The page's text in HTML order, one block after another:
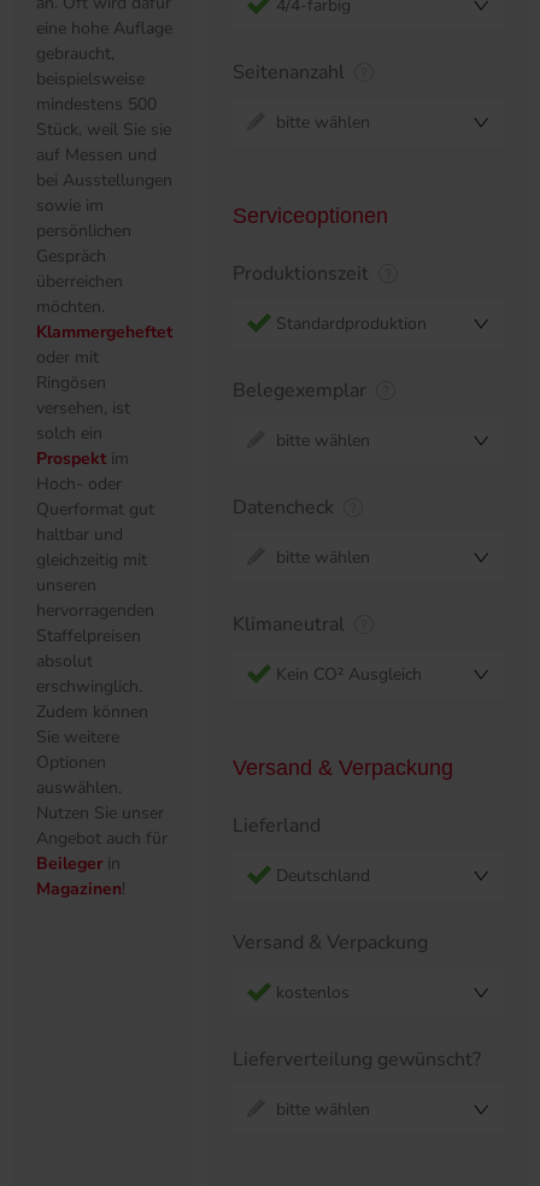
eine hohe Auflage
gebraucht,
beispielsweise
mindestens 500
Stück, weil Sie sie
auf Messen und
bei Ausstellungen
sowie im
persönlichen
Gespräch
überreichen
möchten.
Klammergeheftet
oder mit
Ringösen
versehen, ist
solch ein
Prospekt im
Hoch- oder
Querformat gut
haltbar und
gleichzeitig mit
unseren
hervorragenden
Staffelpreisen
absolut
erschwinglich.
Zudem können
Sie weitere
Optionen
auswählen.
Nutzen Sie unser
Angebot auch für
Beileger in
Magazinen!
4/4-farbig
Seitenanzahl
bitte wählen
Serviceoptionen
Produktionszeit
Standardproduktion
Belegexemplar
bitte wählen
Datencheck
bitte wählen
Klimaneutral
Kein CO² Ausgleich
Versand & Verpackung
Lieferland
Deutschland
Versand & Verpackung
kostenlos
Lieferverteilung gewünscht?
bitte wählen